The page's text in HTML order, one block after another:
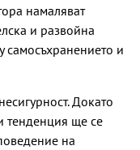
намаляват
и развойна
самосъхранението и
Докато
тенденция ще се
на